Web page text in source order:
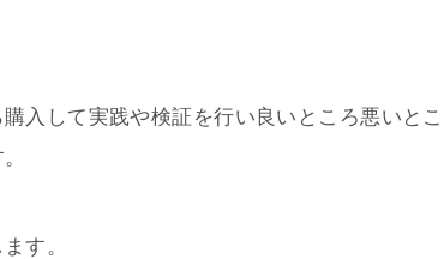
入して実践や検証を行い良いところ悪いと
す。